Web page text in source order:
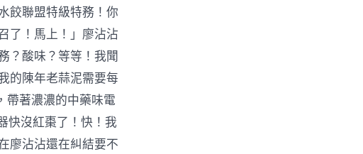
餃聯盟特級特務！你
了！馬上！」廖沾沾
？酸味？等等！我聞
的陳年老蒜泥需要每
帶著濃濃的中藥味電
快沒紅棗了！快！我
廖沾沾還在糾結要不